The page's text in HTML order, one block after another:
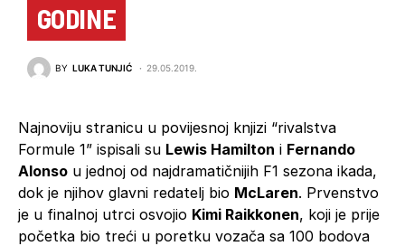
GODINE
BY LUKA TUNJIĆ 29.05.2019.
Najnoviju stranicu u povijesnoj knjizi “rivalstva
Formule 1” ispisali su Lewis Hamilton i Fernando
Alonso u jednoj od najdramatičnijih F1 sezona ikada,
dok je njihov glavni redatelj bio McLaren. Prvenstvo
je u finalnoj utrci osvojio Kimi Raikkonen, koji je prije
početka bio treći u poretku vozača sa 100 bodova